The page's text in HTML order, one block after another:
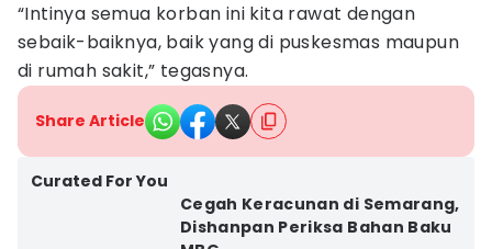
“Intinya semua korban ini kita rawat dengan
sebaik-baiknya, baik yang di puskesmas maupun
di rumah sakit,” tegasnya.
Share Article
Curated For You
Cegah Keracunan di Semarang,
Dishanpan Periksa Bahan Baku